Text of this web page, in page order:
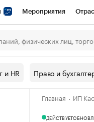
Мероприятия
СПб Спецпроекты
Рынок наличной валюты
и HR Право и
Главная ИП
ДЕЙСТВУЕТ